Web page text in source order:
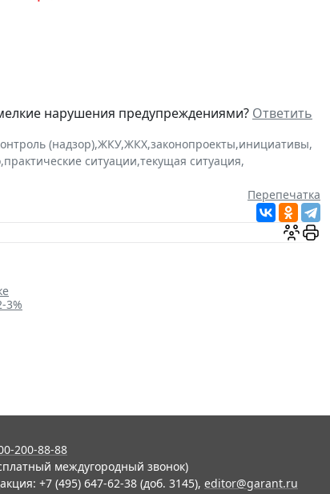
нарушения предупреждениями? Ответить
(надзор),ЖКУ,ЖКХ,законопроекты,инициативы,
,практические ситуации,текущая ситуация,
Перепечатка
3%
200-88-88
междугородный звонок)
+7 (495) 647-62-38 (доб. 3145), editor@garant.ru